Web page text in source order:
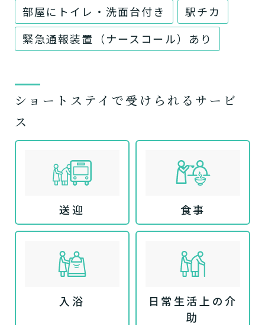
部屋にトイレ・洗面台付き
駅チカ
緊急通報装置（ナースコール）あり
ショートステイで受けられるサービ
ス
送迎 食事
入浴
日常生活上の介
助